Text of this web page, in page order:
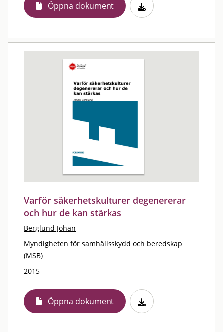
Öppna dokument
Varför säkerhetskulturer degenererar
och hur de kan stärkas
Berglund Johan
Myndigheten för samhällsskydd och beredskap
(MSB)
2015
Öppna dokument